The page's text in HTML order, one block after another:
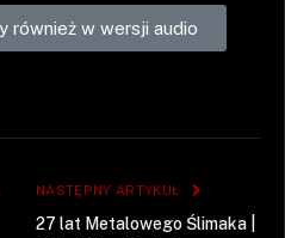
również w wersji audio
NASTĘPNY ARTYKUŁ
27 lat Metalowego Ślimaka |